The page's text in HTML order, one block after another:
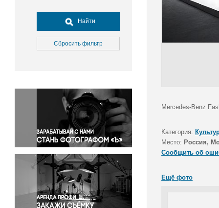
Досуг, туризм и отдых
Культура
Медицина
Окружающая среда
Политика
Правосудие
Происшествия и конфликты
Религия
Светская жизнь
Спорт
Экология
Экономика и бизнес
Найти
Сбросить фильтр
Mercedes-Benz
Категория:
Место: Россия,
Сообщить об
Ещё фото